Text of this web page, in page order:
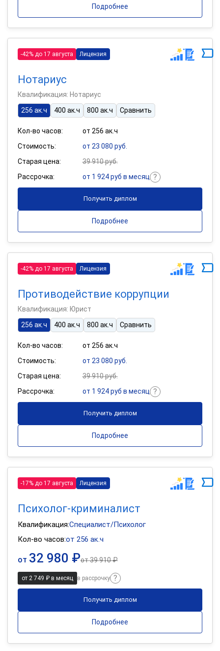
Подробнее
-42% до 17 августа Лицензия
Нотариус
Квалификация: Нотариус
256 ак.ч
400 ак.ч 800 ак.ч Сравнить
Кол-во часов:
от 256 ак.ч
Стоимость:
от 23 080 руб.
Старая цена:
39 910 руб.
Рассрочка:
от 1 924 руб в месяц
Получить диплом
Подробнее
-42% до 17 августа Лицензия
Противодействие коррупции
Квалификация: Юрист
256 ак.ч
400 ак.ч 800 ак.ч Сравнить
Кол-во часов:
от 256 ак.ч
Стоимость:
от 23 080 руб.
Старая цена:
39 910 руб.
Рассрочка:
от 1 924 руб в месяц
Получить диплом
Подробнее
-17% до 17 августа Лицензия
Психолог-криминалист
Квалификация:Специалист/Психолог
Кол-во часов:от 256 ак.ч
от 32 980 ₽от39 910 ₽
от 2 749 ₽ в месяц в рассрочку
Получить диплом
Подробнее